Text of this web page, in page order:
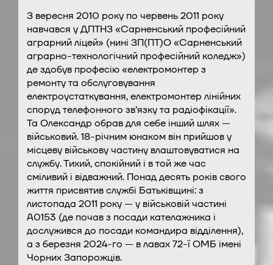
З вересня 2010 року по червень 2011 року
навчався у ДПТНЗ «Сарненський професійний
аграрний ліцей» (нині ЗП(ПТ)О «Сарненський
аграрно-технологічний професійний коледж»)
де здобув професію «електромонтер з
ремонту та обслуговування
електроустаткування, електромонтер лінійних
споруд телефонного зв’язку та радіофікації».
Та Олександр обрав для себе інший шлях —
військовий. 18-річним юнаком він прийшов у
місцеву військову частину влаштовуватися на
службу. Тихий, спокійний і в той же час
сміливий і відважний. Понад десять років свого
життя присвятив службі Батьківщині: з
листопада 2011 року — у військовій частині
А0153 (де почав з посади кателажника і
дослужився до посади командира відділення),
а з березня 2024-го — в лавах 72-ї ОМБ імені
Чорних Запорожців.